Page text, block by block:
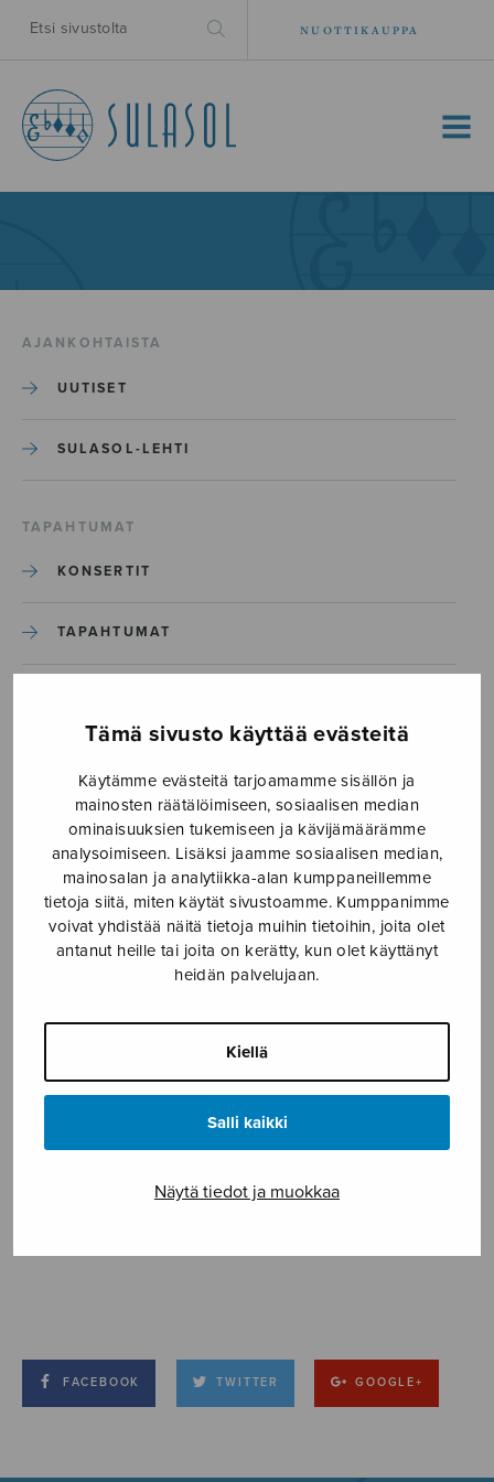
Tämä sivusto käyttää evästeitä
Käytämme evästeitä tarjoamamme sisällön ja
mainosten räätälöimiseen, sosiaalisen median
ominaisuuksien tukemiseen ja kävijämäärämme
analysoimiseen. Lisäksi jaamme sosiaalisen median,
mainosalan ja analytiikka-alan kumppaneillemme
tietoja siitä, miten käytät sivustoamme. Kumppanimme
voivat yhdistää näitä tietoja muihin tietoihin, joita olet
antanut heille tai joita on kerätty, kun olet käyttänyt
heidän palvelujaan.
Kiellä
Salli kaikki
Näytä tiedot ja muokkaa
NUOTTIKAUPPA
MENU
AJANKOHTAISTA
UUTISET
SULASOL-LEHTI
TAPAHTUMAT
KONSERTIT
TAPAHTUMAT
Tuikkikaa oi joulun tähtöset_S2669
Tuikkikaa oi joulun
tähtöset_S2669
FACEBOOK TWITTER GOOGLE+